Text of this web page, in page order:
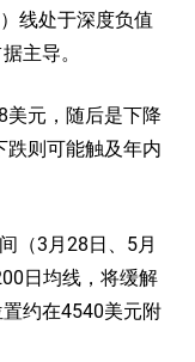
线处于深度负值
主导。
元，随后是下降
则可能触及年内
（3月28日、5月
日均线，将缓解
约在4540美元附